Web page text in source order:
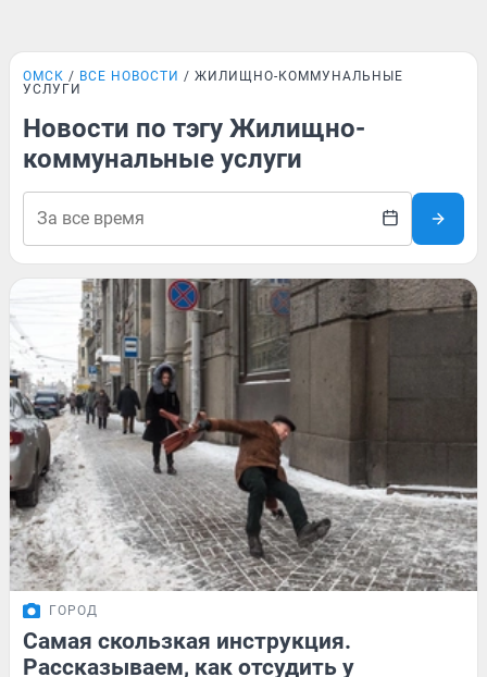
ОМСК ВСЕ НОВОСТИ
ЖИЛИЩНО-КОММУНАЛЬНЫЕ
УСЛУГИ
Новости по тэгу Жилищно-
коммунальные услуги
ГОРОД
Самая скользкая инструкция.
Рассказываем, как отсудить у